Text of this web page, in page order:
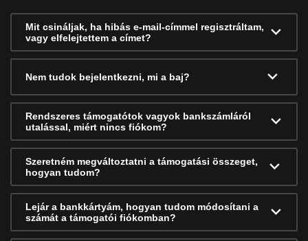
Mit csináljak, ha hibás e-mail-címmel regisztráltam,
vagy elfelejtettem a címet?
Nem tudok bejelentkezni, mi a baj?
Rendszeres támogatótok vagyok bankszámláról
utalással, miért nincs fiókom?
Szeretném megváltoztatni a támogatási összeget,
hogyan tudom?
Lejár a bankkártyám, hogyan tudom módosítani a
számát a támogatói fiókomban?